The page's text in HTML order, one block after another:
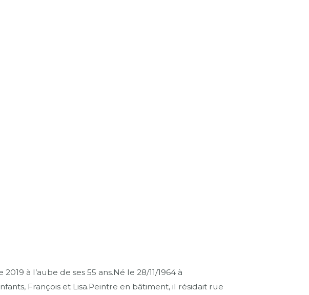
à l’aube de ses 55 ans.Né le 28/11/1964 à
François et Lisa.Peintre en bâtiment, il résidait rue